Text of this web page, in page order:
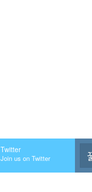
Twitter
Join us on Twitter